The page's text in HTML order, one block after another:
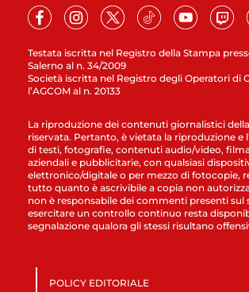
Testata iscritta nel Registro della Stampa
Salerno al n. 34/2009
Società iscritta nel Registro degli Operatori di
l’AGCOM al n. 20133
La riproduzione dei contenuti giornalistici della
riservata. Pertanto, è vietata la riproduzione e
di testi, fotografie, contenuti audio/video,
aziendali e pubblicitarie, con qualsiasi
elettronico/digitale o per mezzo di fotocopie,
tutto quanto è ascrivibile a copia non
non è responsabile dei commenti presenti sul
esercitare un controllo continuo resta
segnalazione qualora gli stessi risultano
POLICY EDITORIALE